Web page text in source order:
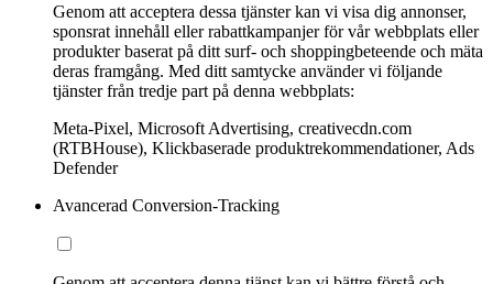
Genom att acceptera dessa tjänster kan vi visa dig annonser,
sponsrat innehåll eller rabattkampanjer för vår webbplats eller
produkter baserat på ditt surf- och shoppingbeteende och mäta
deras framgång. Med ditt samtycke använder vi följande
tjänster från tredje part på denna webbplats:
Meta-Pixel, Microsoft Advertising, creativecdn.com
(RTBHouse), Klickbaserade produktrekommendationer, Ads
Defender
Avancerad Conversion-Tracking